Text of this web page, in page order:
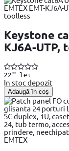
Keystone
KJ6A-UTP,
2299lei
In stoc depozit
Adaugă în coș